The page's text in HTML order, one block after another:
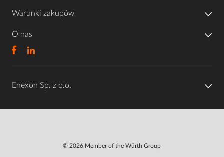
Warunki zakupów
O nas
Enexon Sp. z o.o.
© 2026 Member of the Würth Group